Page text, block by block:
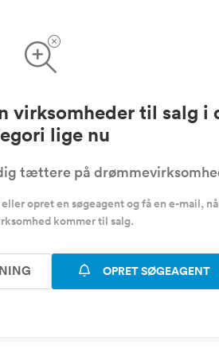
virksomheder til salg i
lige nu
tættere på
opret en søgeagent og få en e-mail,
kommer til salg.
OPRET SØGEAGENT